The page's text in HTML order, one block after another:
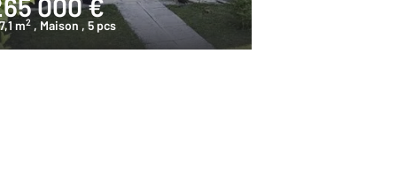
m2 , Maison , 5 pcs